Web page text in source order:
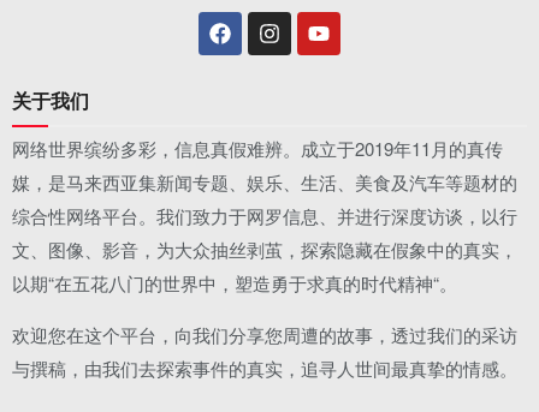
关于我们
网络世界缤纷多彩，信息真假难辨。成立于2019年11月的真传
媒，是马来西亚集新闻专题、娱乐、生活、美食及汽车等题材的
综合性网络平台。我们致力于网罗信息、并进行深度访谈，以行
文、图像、影音，为大众抽丝剥茧，探索隐藏在假象中的真实，
以期“在五花八门的世界中，塑造勇于求真的时代精神“。
欢迎您在这个平台，向我们分享您周遭的故事，透过我们的采访
与撰稿，由我们去探索事件的真实，追寻人世间最真挚的情感。